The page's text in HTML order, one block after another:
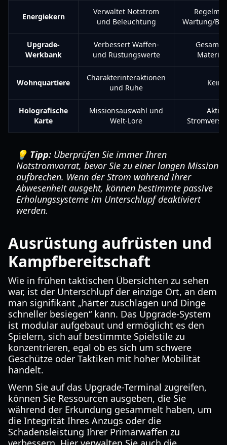
Energiekern
Verwaltet Notstrom
und Beleuchtung
Wartung/
Upgrade-
Werkbank
Verbessert Waffen-
und Rüstungswerte
Wohnquartiere
Charakterinteraktionen
und Ruhe
Keine
Holografische
Karte
Missionsauswahl und
Welt-Lore
Aktive
💡 Tipp: Überprüfen Sie immer Ihren
Notstromvorrat, bevor Sie zu einer langen Mission
aufbrechen. Wenn der Strom während Ihrer
Abwesenheit ausgeht, können bestimmte passive
Erholungssysteme im Unterschlupf deaktiviert
werden.
Ausrüstung aufrüsten und
Kampfbereitschaft
Wie in frühen taktischen Übersichten zu sehen
war, ist der Unterschlupf der einzige Ort, an dem
man signifikant „härter zuschlagen und Dinge
schneller besiegen“ kann. Das Upgrade-System
ist modular aufgebaut und ermöglicht es den
Spielern, sich auf bestimmte Spielstile zu
konzentrieren, egal ob es sich um schwere
Geschütze oder Taktiken mit hoher Mobilität
handelt.
Wenn Sie auf das Upgrade-Terminal zugreifen,
können Sie Ressourcen ausgeben, die Sie
während der Erkundung gesammelt haben, um
die Integrität Ihres Anzugs oder die
Schadensleistung Ihrer Primärwaffen zu